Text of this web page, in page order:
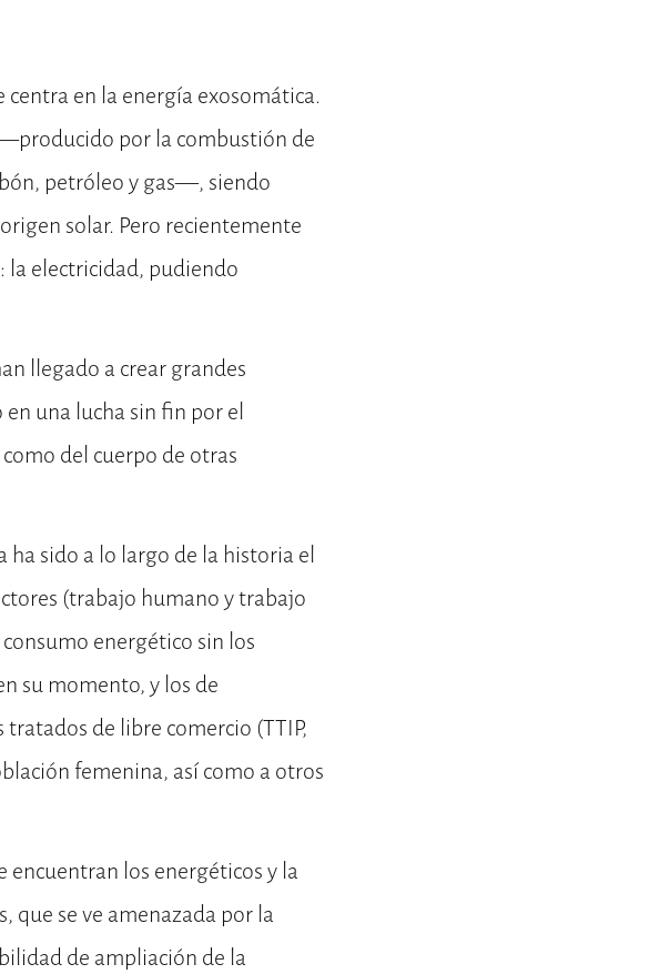
en la energía exosomática.
por la combustión de
petróleo y gas—, siendo
solar. Pero recientemente
la electricidad, pudiendo
llegado a crear grandes
una lucha sin fin por el
del cuerpo de otras
ha sido a lo largo de la historia el
(trabajo humano y trabajo
energético sin los
su momento, y los de
de libre comercio (TTIP,
femenina, así como a otros
encuentran los energéticos y la
que se ve amenazada por la
de ampliación de la